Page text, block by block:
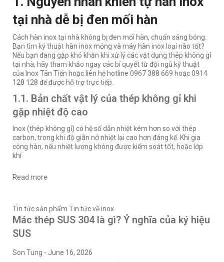
tại nhà dễ bị đen mối hàn
Cách hàn inox tại nhà không bị đen mối hàn, chuẩn sáng bóng.
Bạn tìm kỹ thuật hàn inox mỏng và máy hàn inox loại nào tốt?
Nếu bạn đang gặp khó khăn khi xử lý các vật dụng thép không gỉ
tại nhà, hãy tham khảo ngay các bí quyết từ đội ngũ kỹ thuật
của Inox Tân Tiến hoặc liên hệ hotline 0967 388 669 hoặc 0914
128 128 để được hỗ trợ trực tiếp.
1.1. Bản chất vật lý của thép không gỉ khi
gặp nhiệt độ cao
Inox (thép không gỉ) có hệ số dẫn nhiệt kém hơn so với thép
carbon, trong khi độ giãn nở nhiệt lại cao hơn đáng kể. Khi gia
công hàn, nếu nhiệt lượng không được kiểm soát tốt, hoặc lớp
khí
Read more
Tin tức sản phẩm Tin tức về inox
Mác thép SUS 304 là gì? Ý nghĩa của ký hiệu
SUS
Son Tung - June 16, 2026